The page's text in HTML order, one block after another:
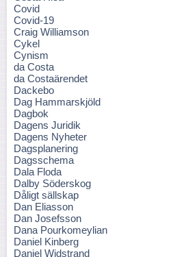
Covid
Covid-19
Craig Williamson
Cykel
Cynism
da Costa
da Costaärendet
Dackebo
Dag Hammarskjöld
Dagbok
Dagens Juridik
Dagens Nyheter
Dagsplanering
Dagsschema
Dala Floda
Dalby Söderskog
Dåligt sällskap
Dan Eliasson
Dan Josefsson
Dana Pourkomeylian
Daniel Kinberg
Daniel Widstrand